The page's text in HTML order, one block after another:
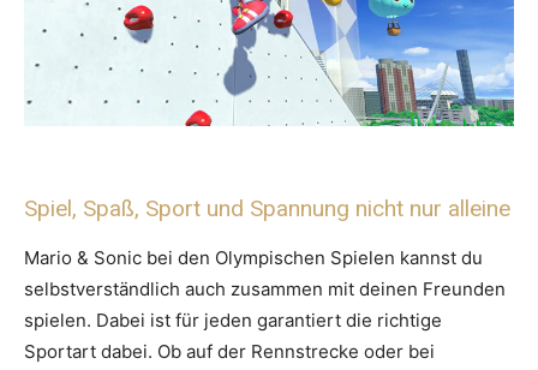
Spiel, Spaß, Sport und Spannung nicht nur alleine
Mario & Sonic bei den Olympischen Spielen kannst du
selbstverständlich auch zusammen mit deinen Freunden
spielen. Dabei ist für jeden garantiert die richtige
Sportart dabei. Ob auf der Rennstrecke oder bei